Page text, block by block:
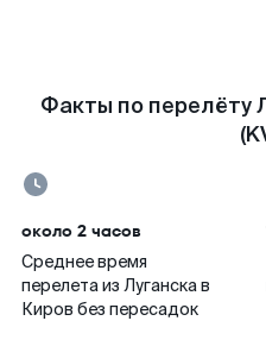
Факты по перелёту
около 2 часов
Среднее время
перелета из Луганска в
Киров без пересадок